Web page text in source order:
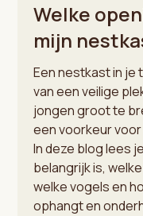
Welke
mijn
Een nestkast in je
van een veilige
jongen groot te
een voorkeur
In deze blog lees
belangrijk is,
welke vogels en
ophangt en